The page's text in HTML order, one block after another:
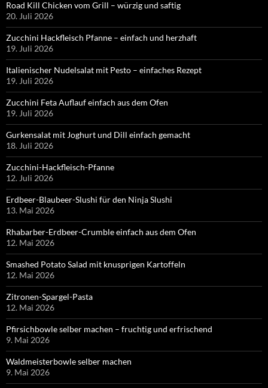
Road Kill Chicken vom Grill – würzig und saftig
20. Juli 2026
Zucchini Hackfleisch Pfanne – einfach und herzhaft
19. Juli 2026
Italienischer Nudelsalat mit Pesto – einfaches Rezept
19. Juli 2026
Zucchini Feta Auflauf einfach aus dem Ofen
19. Juli 2026
Gurkensalat mit Joghurt und Dill einfach gemacht
18. Juli 2026
Zucchini-Hackfleisch-Pfanne
12. Juli 2026
Erdbeer-Blaubeer-Slushi für den Ninja Slushi
13. Mai 2026
Rhabarber-Erdbeer-Crumble einfach aus dem Ofen
12. Mai 2026
Smashed Potato Salad mit knusprigen Kartoffeln
12. Mai 2026
Zitronen-Spargel-Pasta
12. Mai 2026
Pfirsichbowle selber machen – fruchtig und erfrischend
9. Mai 2026
Waldmeisterbowle selber machen
9. Mai 2026